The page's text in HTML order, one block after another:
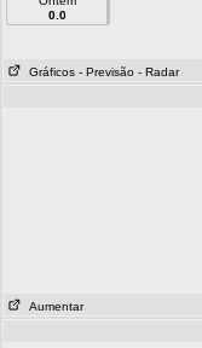
0.0
Gráficos - Previsão - Radar
Aumentar